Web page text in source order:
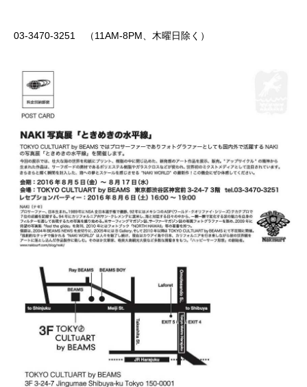
03-3470-3251 （11AM-8PM、木曜日除く）